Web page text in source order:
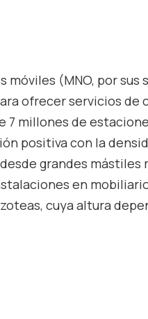
(MNO, por sus
ofrecer servicios de
7 millones de
positiva con la
grandes mástiles
en
cuya altura